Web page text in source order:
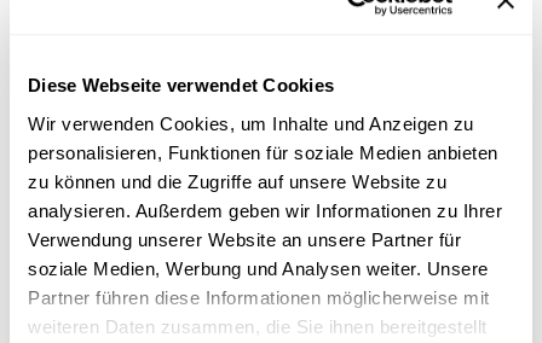
Diese Webseite verwendet Cookies
Wir verwenden Cookies, um Inhalte und Anzeigen zu
personalisieren, Funktionen für soziale Medien anbieten
zu können und die Zugriffe auf unsere Website zu
analysieren. Außerdem geben wir Informationen zu Ihrer
Verwendung unserer Website an unsere Partner für
soziale Medien, Werbung und Analysen weiter. Unsere
Partner führen diese Informationen möglicherweise mit
weiteren Daten zusammen, die Sie ihnen bereitgestellt
der Uraufführung verboten) floss mit in das Libretto
Lorenzo da Pontes ein.
Download
Metadaten